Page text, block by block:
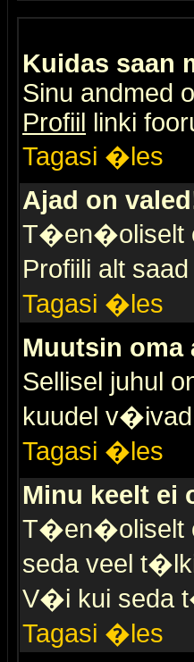
Kuidas saan
Sinu andmed
Profiil linki
Tagasi �les
Ajad on
T�en�oliselt
Profiili alt
Tagasi �les
Muutsin oma
Sellisel juhul
kuudel
Tagasi �les
Minu keelt ei
T�en�oliselt
seda veel
V�i kui seda
Tagasi �les